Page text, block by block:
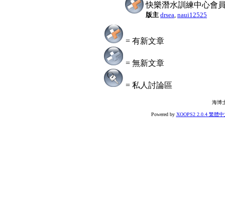
快樂潛水訓練中心會
版主 drsea, naui12525
= 有新文章
= 無新文章
= 私人討論區
海博
Powered by XOOPS2 2.0.4 繁體中